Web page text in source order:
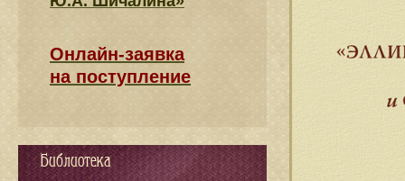
Онлайн-заявка
на поступление
Библиотека